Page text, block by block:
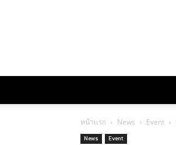
หน้าแรก News Event
News Event